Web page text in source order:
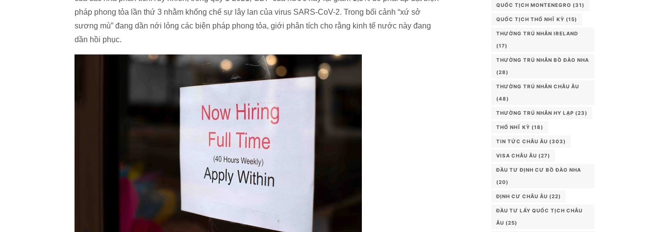
pháp phong tỏa lần thứ 3 nhằm khống chế sự lây lan của virus SARS-CoV-2. Trong bối cảnh “xứ sở
sương mù” đang dần nới lỏng các biện pháp phong tỏa, giới phân tích cho rằng kinh tế nước này đang
dần hồi phục.
QUỐC TỊCH MONTENEGRO (31)
QUỐC TỊCH THỔ NHĨ KỲ (15)
THƯỜNG TRÚ NHÂN IRELAND
(17)
THƯỜNG TRÚ NHÂN BỒ ĐÀO NHA
(28)
THƯỜNG TRÚ NHÂN CHÂU ÂU
(48)
THƯỜNG TRÚ NHÂN HY LẠP (23)
THỔ NHĨ KỲ (18)
TIN TỨC CHÂU ÂU (303)
VISA CHÂU ÂU (27)
ĐẦU TƯ ĐỊNH CƯ BỒ ĐÀO NHA
(20)
ĐỊNH CƯ CHÂU ÂU (22)
ĐẦU TƯ LẤY QUỐC TỊCH CHÂU
ÂU (25)